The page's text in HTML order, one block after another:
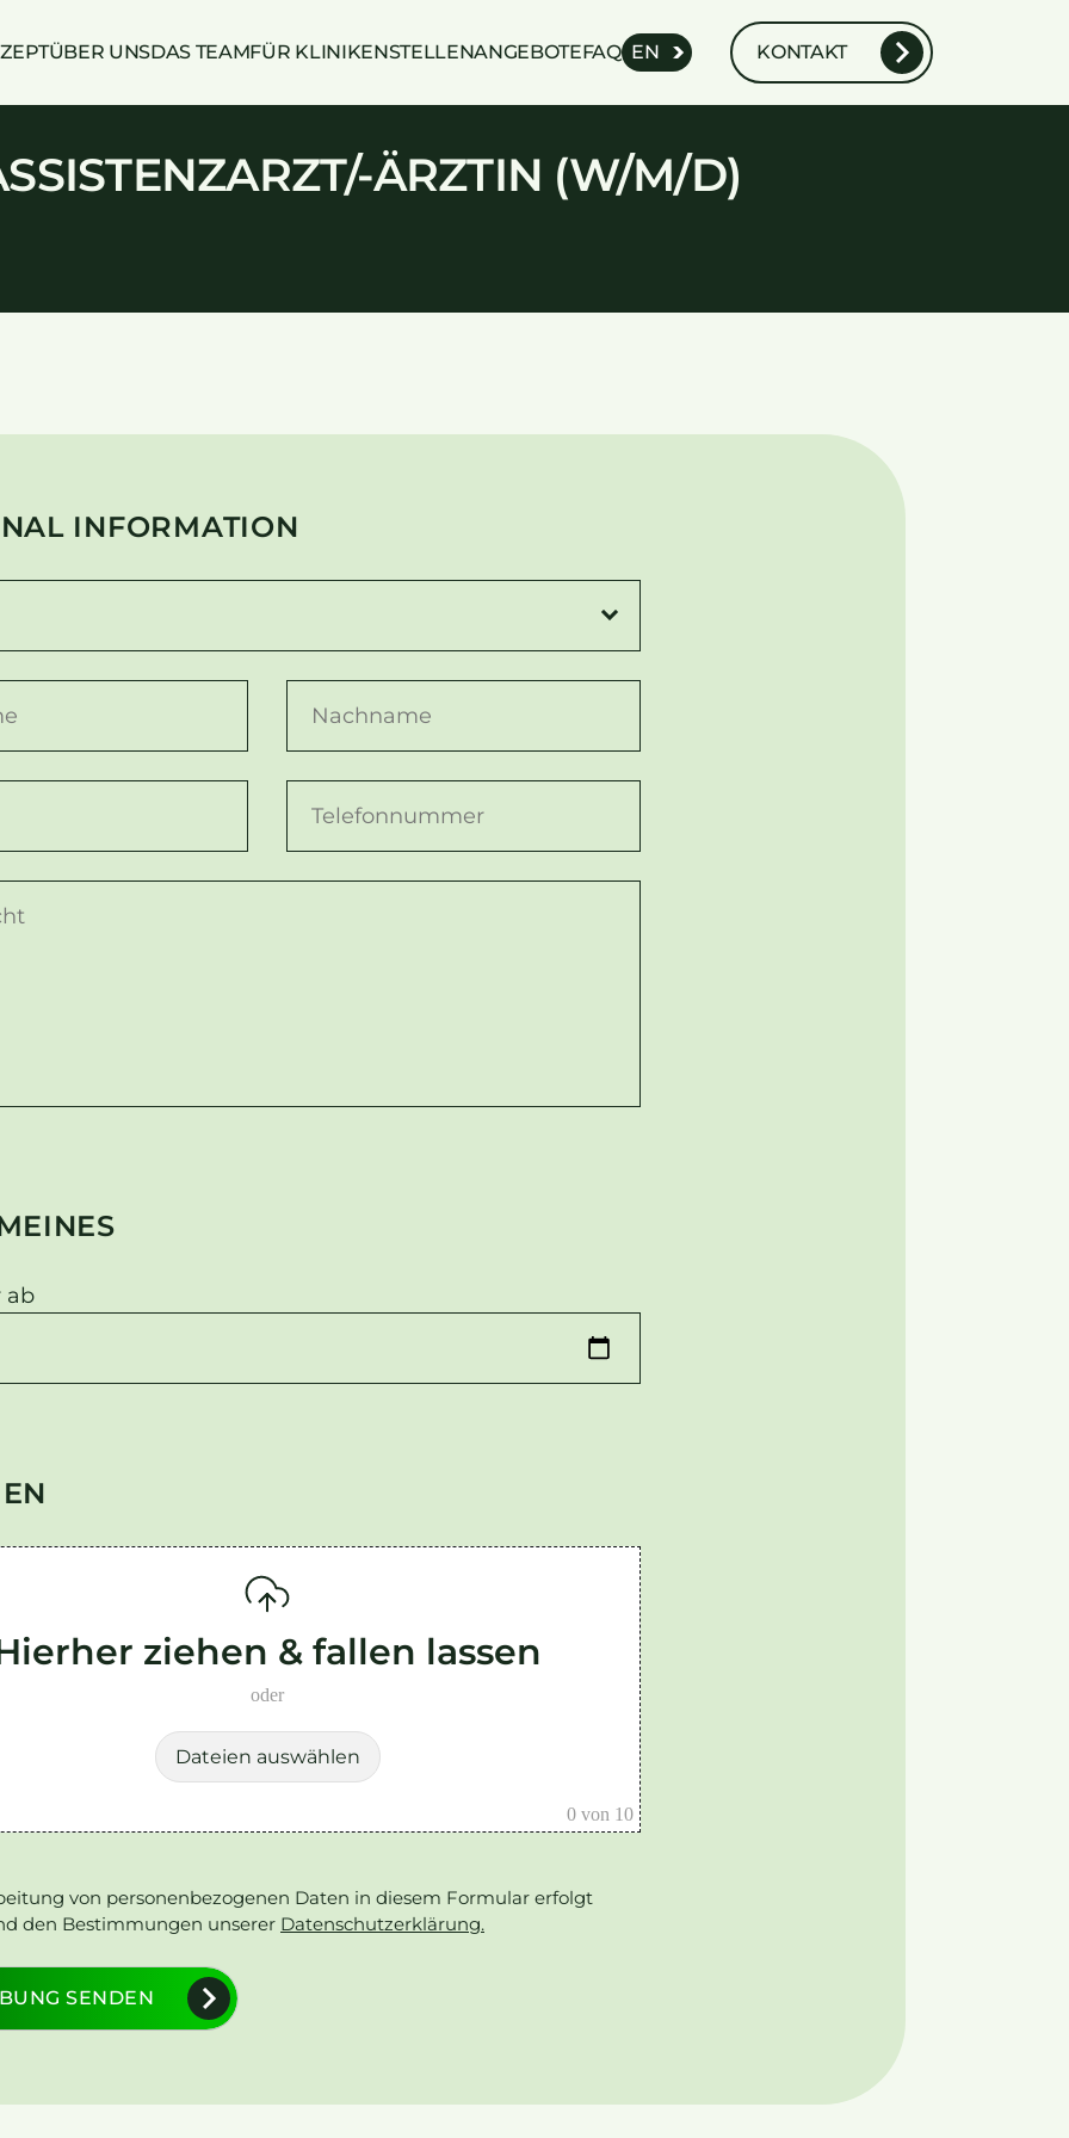
ÜBER UNSDAS TEAMFÜR KLINIKENSTELLENANGEBOTEFAQ EN KONTAKT
ÄRZTIN (W/M/D)
INFORMATION
ab
ziehen & fallen lassen
oder
Dateien auswählen
0 von 10
von personenbezogenen Daten in diesem Formular erfolgt
den Bestimmungen unserer Datenschutzerklärung.
SENDEN